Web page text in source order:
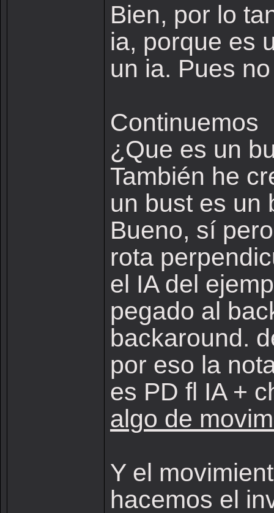
Bien, por lo
ia, porque es
un ia. Pues
Continuemos
¿Que es un
También he
un bust es un
Bueno, sí
rota
el IA del
pegado al
backaround.
por eso la
es PD fl IA +
algo de
Y el
hacemos el